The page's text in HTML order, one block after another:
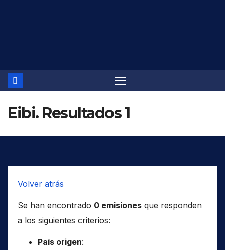
Eibi. Resultados 1
Volver atrás
Se han encontrado 0 emisiones que responden
a los siguientes criterios:
País origen: